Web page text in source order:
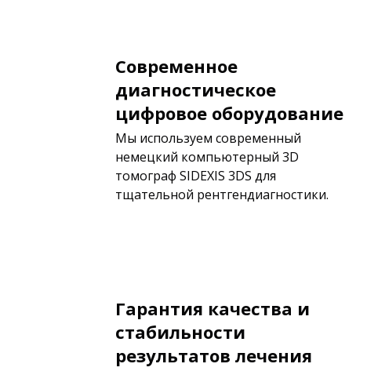
Современное
диагностическое
цифровое оборудование
Мы используем современный
немецкий компьютерный 3D
томограф SIDEXIS 3DS для
тщательной рентгендиагностики.
Гарантия качества и
стабильности
результатов лечения